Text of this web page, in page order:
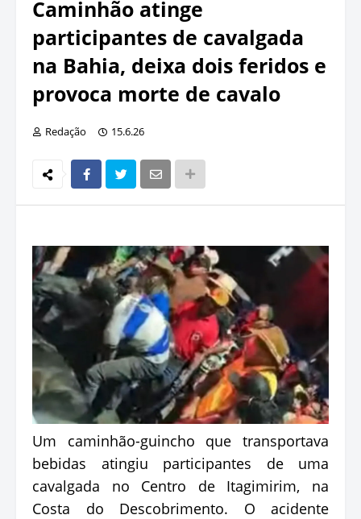
Caminhão atinge
participantes de cavalgada
na Bahia, deixa dois feridos e
provoca morte de cavalo
Redação 15.6.26
Um caminhão-guincho que transportava
bebidas atingiu participantes de uma
cavalgada no Centro de Itagimirim, na
Costa do Descobrimento. O acidente